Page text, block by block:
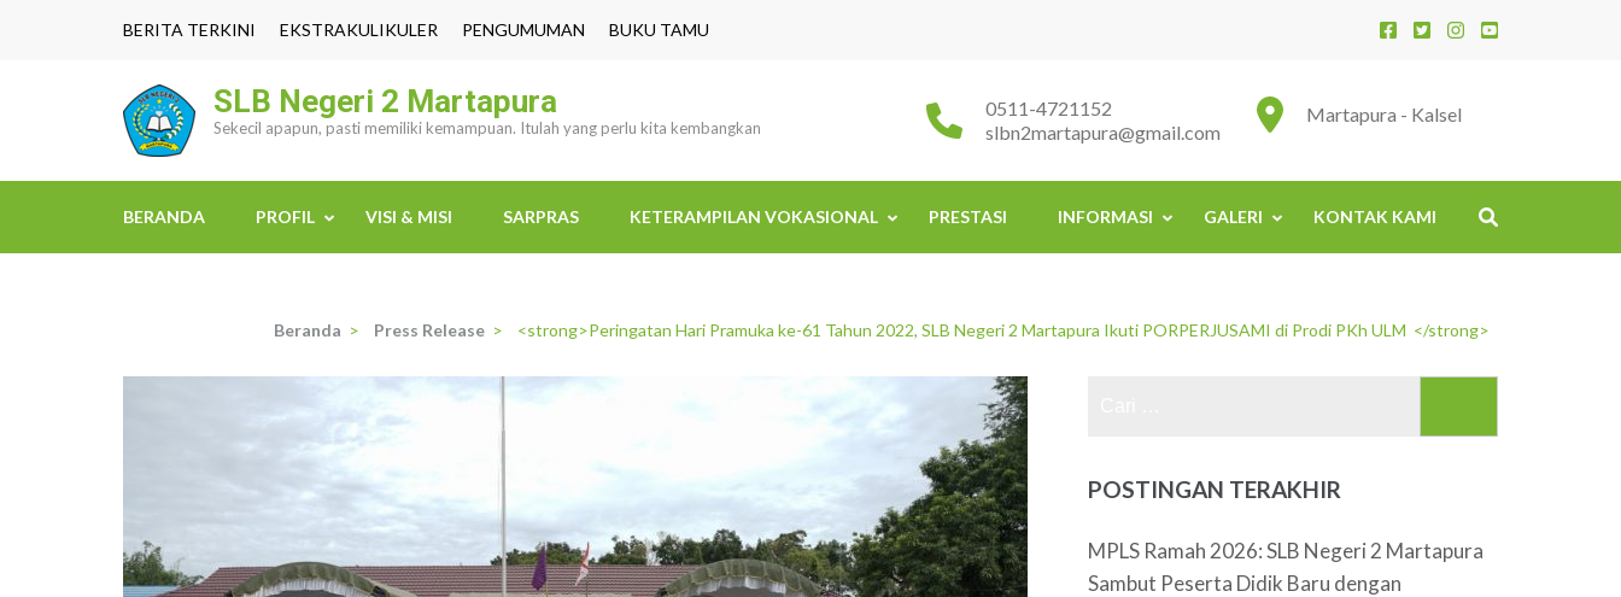
BERITA TERKINI EKSTRAKULIKULER PENGUMUMAN BUKU TAMU
SLB Negeri 2 Martapura
Sekecil apapun, pasti memiliki kemampuan. Itulah yang perlu kita kembangkan
Martapura - Kalsel
0511-4721152
slbn2martapura@gmail.com
BERANDA PROFIL VISI & MISI SARPRAS KETERAMPILAN VOKASIONAL PRESTASI INFORMASI GALERI KONTAK KAMI
Beranda > Press Release > <strong>Peringatan Hari Pramuka ke-61 Tahun 2022, SLB Negeri 2 Martapura Ikuti PORPERJUSAMI di Prodi PKh ULM </strong>
POSTINGAN TERAKHIR
MPLS Ramah 2026: SLB Negeri 2 Martapura
Sambut Peserta Didik Baru dengan